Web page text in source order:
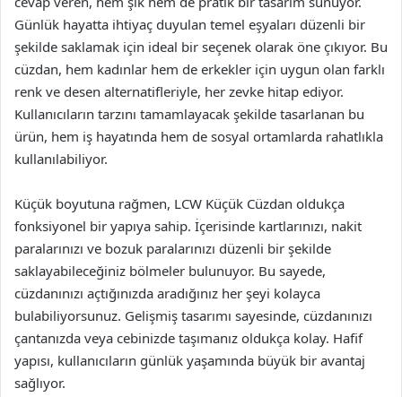
Günlük hayatta ihtiyaç duyulan temel eşyaları düzenli bir
şekilde saklamak için ideal bir seçenek olarak öne çıkıyor. Bu
cüzdan, hem kadınlar hem de erkekler için uygun olan farklı
renk ve desen alternatifleriyle, her zevke hitap ediyor.
Kullanıcıların tarzını tamamlayacak şekilde tasarlanan bu
ürün, hem iş hayatında hem de sosyal ortamlarda rahatlıkla
kullanılabiliyor.
Küçük boyutuna rağmen, LCW Küçük Cüzdan oldukça
fonksiyonel bir yapıya sahip. İçerisinde kartlarınızı, nakit
paralarınızı ve bozuk paralarınızı düzenli bir şekilde
saklayabileceğiniz bölmeler bulunuyor. Bu sayede,
cüzdanınızı açtığınızda aradığınız her şeyi kolayca
bulabiliyorsunuz. Gelişmiş tasarımı sayesinde, cüzdanınızı
çantanızda veya cebinizde taşımanız oldukça kolay. Hafif
yapısı, kullanıcıların günlük yaşamında büyük bir avantaj
sağlıyor.